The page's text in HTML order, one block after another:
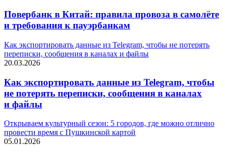
Повербанк в Китай: правила провоза в самолёте
и требования к пауэрбанкам
Как экспортировать данные из Telegram, чтобы не потерять
переписки, сообщения в каналах и файлы
20.03.2026
Как экспортировать данные из Telegram, чтобы
не потерять переписки, сообщения в каналах
и файлы
Открываем культурный сезон: 5 городов, где можно отлично
провести время с Пушкинской картой
05.01.2026